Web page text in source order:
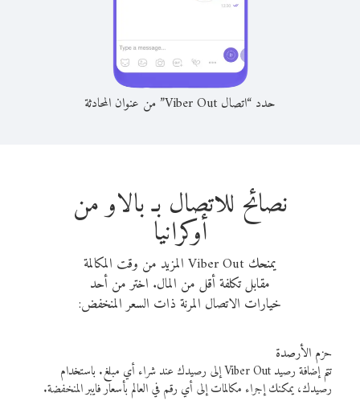
حدد “اتصال Viber Out” من عنوان المحادثة
نصائح للاتصال بـ بالاو من
أوكرانيا
يمنحك Viber Out المزيد من وقت المكالمة
مقابل تكلفة أقل من المال. اختر من أحد
خيارات الاتصال المرنة ذات السعر المنخفض:
حزم الأرصدة
تتم إضافة رصيد Viber Out إلى رصيدك عند شراء أي مبلغ. باستخدام
رصيدك، يمكنك إجراء مكالمات إلى أي رقم في العالم بأسعار فايبر المنخفضة.